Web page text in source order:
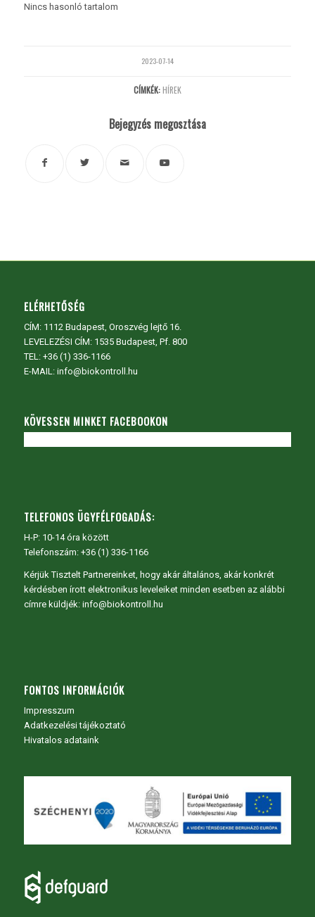
Nincs hasonló tartalom
2023-07-14
CÍMKÉK: HÍREK
Bejegyzés megosztása
ELÉRHETŐSÉG
CÍM: 1112 Budapest, Oroszvég lejtő 16.
LEVELEZÉSI CÍM: 1535 Budapest, Pf. 800
TEL: +36 (1) 336-1166
E-MAIL: info@biokontroll.hu
KÖVESSEN MINKET FACEBOOKON
TELEFONOS ÜGYFÉLFOGADÁS:
H-P: 10-14 óra között
Telefonszám: +36 (1) 336-1166
Kérjük Tisztelt Partnereinket, hogy akár általános, akár konkrét
kérdésben írott elektronikus leveleiket minden esetben az alábbi
címre küldjék: info@biokontroll.hu
FONTOS INFORMÁCIÓK
Impresszum
Adatkezelési tájékoztató
Hivatalos adataink